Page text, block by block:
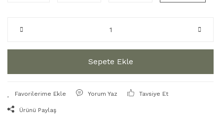
Sepete Ekle
Yorum Yaz Tavsiye Et
Ürünü Paylaş